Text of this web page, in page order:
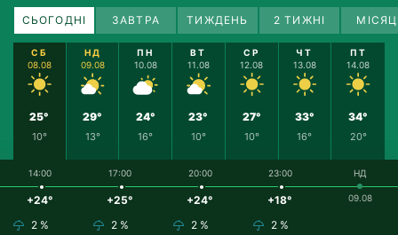
СЬОГОДНІ ЗАВТРА ТИЖДЕНЬ 2 ТИЖНІ
СБ
08.08
25°
10°
НД
09.08
29°
13°
ПН
10.08
24°
16°
ВТ
11.08
23°
10°
СР
12.08
27°
10°
ЧТ
13.08
33°
16°
ПТ
14.08
34°
20°
14:00
+24°
2 %
17:00
+25°
2 %
20:00
+24°
2 %
23:00
+18°
2 %
НД
09.08